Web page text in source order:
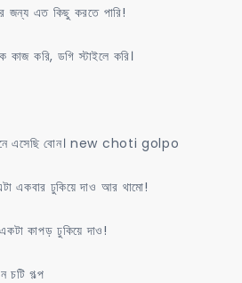
এত কিছু করতে পারি!
করি, ডগি স্টাইলে করি।
এসেছি বোন। new choti golpo
একবার ঢুকিয়ে দাও আর থামো!
কাপড় ঢুকিয়ে দাও!
চটি গল্প